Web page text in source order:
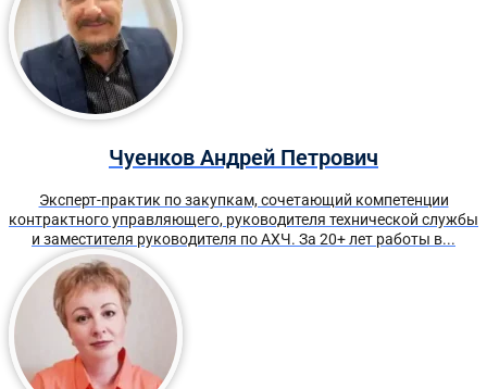
Чуенков Андрей Петрович
Эксперт-практик по закупкам, сочетающий компетенции
контрактного управляющего, руководителя технической службы
и заместителя руководителя по АХЧ. За 20+ лет работы в...